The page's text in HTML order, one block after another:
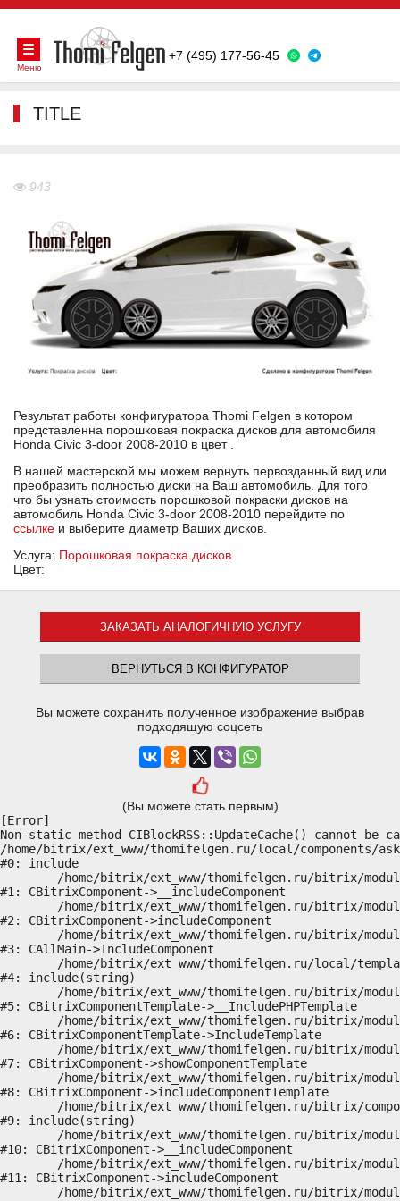
+7 (495) 177-56-45
Меню
TITLE
943
Результат работы конфигуратора Thomi Felgen в котором
представленна порошковая покраска дисков для автомобиля
Honda Civic 3-door 2008-2010 в цвет .
В нашей мастерской мы можем вернуть первозданный вид или
преобразить полностью диски на Ваш автомобиль. Для того
что бы узнать стоимость порошковой покраски дисков на
автомобиль Honda Civic 3-door 2008-2010 перейдите по
ссылке и выберите диаметр Ваших дисков.
Услуга: Порошковая покраска дисков
Цвет:
ЗАКАЗАТЬ АНАЛОГИЧНУЮ УСЛУГУ
ВЕРНУТЬСЯ В КОНФИГУРАТОР
Вы можете сохранить полученное изображение выбрав
подходящую соцсеть
(Вы можете стать первым)
[Error]
Non-static method CIBlockRSS::UpdateCache() cannot
/home/bitrix/ext_www/thomifelgen.ru/local/components/
#0: include
#1: CBitrixComponent->__includeComponent
#2: CBitrixComponent->includeComponent
#3: CAllMain->IncludeComponent
#4: include(string)
#5: CBitrixComponentTemplate->__IncludePHPTemplate
#6: CBitrixComponentTemplate->IncludeTemplate
#7: CBitrixComponent->showComponentTemplate
#8: CBitrixComponent->includeComponentTemplate
#9: include(string)
#10: CBitrixComponent->__includeComponent
#11: CBitrixComponent->includeComponent